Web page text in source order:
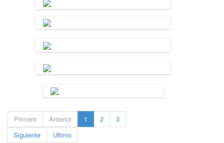
Primero Anterior 1 2
3
Siguiente
Ultimo